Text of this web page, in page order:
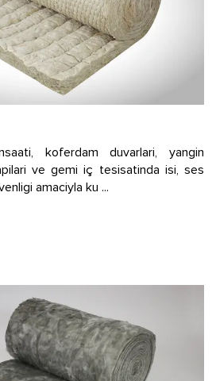
koferdam duvarlari, yangin
ve gemi iç tesisatinda isi, ses
amaciyla ku ...